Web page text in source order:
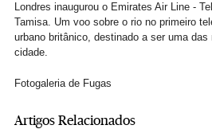
Londres inaugurou o Emirates Air Line -
Tamisa. Um voo sobre o rio no primeiro
urbano britânico, destinado a ser uma
cidade.
Fotogaleria de Fugas
Artigos Relacionados